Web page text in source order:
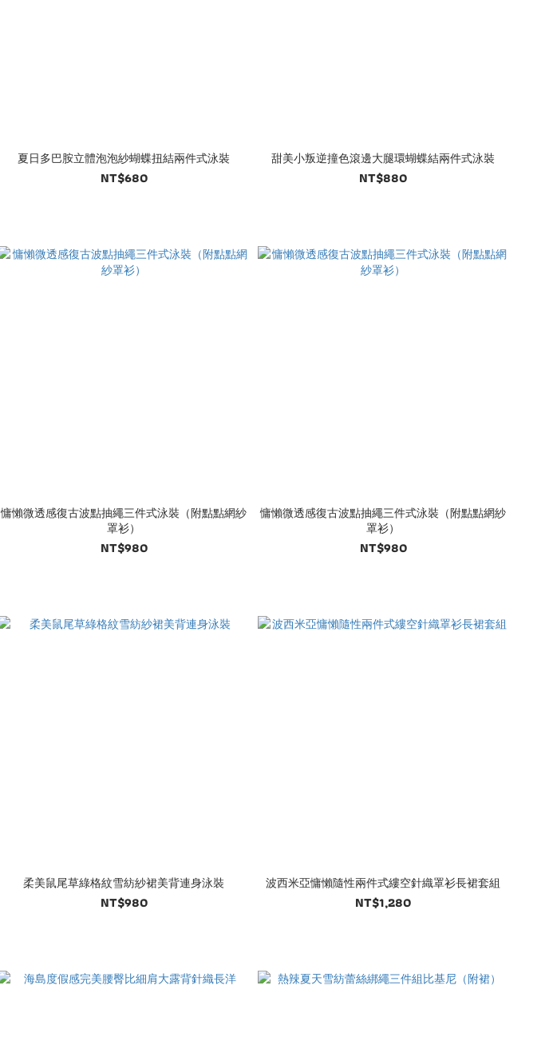
夏日多巴胺立體泡泡紗蝴蝶扭結兩件式泳裝
NT$680
甜美小叛逆撞色滾邊大腿環蝴蝶結兩件式泳裝
NT$880
慵懶微透感復古波點抽繩三件式泳裝（附點點網紗
罩衫）
NT$980
慵懶微透感復古波點抽繩三件式泳裝（附點點網紗
罩衫）
NT$980
柔美鼠尾草綠格紋雪紡紗裙美背連身泳裝
NT$980
波西米亞慵懶隨性兩件式縷空針織罩衫長裙套組
NT$1,280